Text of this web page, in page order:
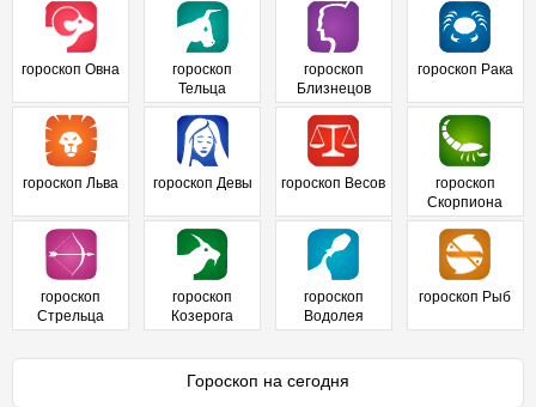
гороскоп Овна
гороскоп
Тельца
гороскоп
Близнецов
гороскоп Рака
гороскоп Льва гороскоп Девы гороскоп Весов
гороскоп
Скорпиона
гороскоп
Стрельца
гороскоп
Козерога
гороскоп
Водолея
гороскоп Рыб
Гороскоп на сегодня